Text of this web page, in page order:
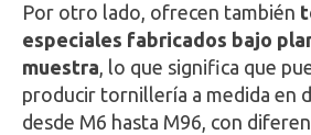
Por otro lado, ofrecen también
especiales fabricados bajo
muestra, lo que significa que
producir tornillería a medida en
desde M6 hasta M96, con